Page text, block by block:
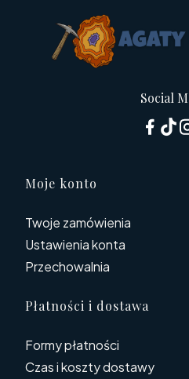
Social
Linki w stopce
Moje konto
Twoje zamówienia
Ustawienia konta
Przechowalnia
Płatności i dostawa
Formy płatności
Czas i koszty dostawy